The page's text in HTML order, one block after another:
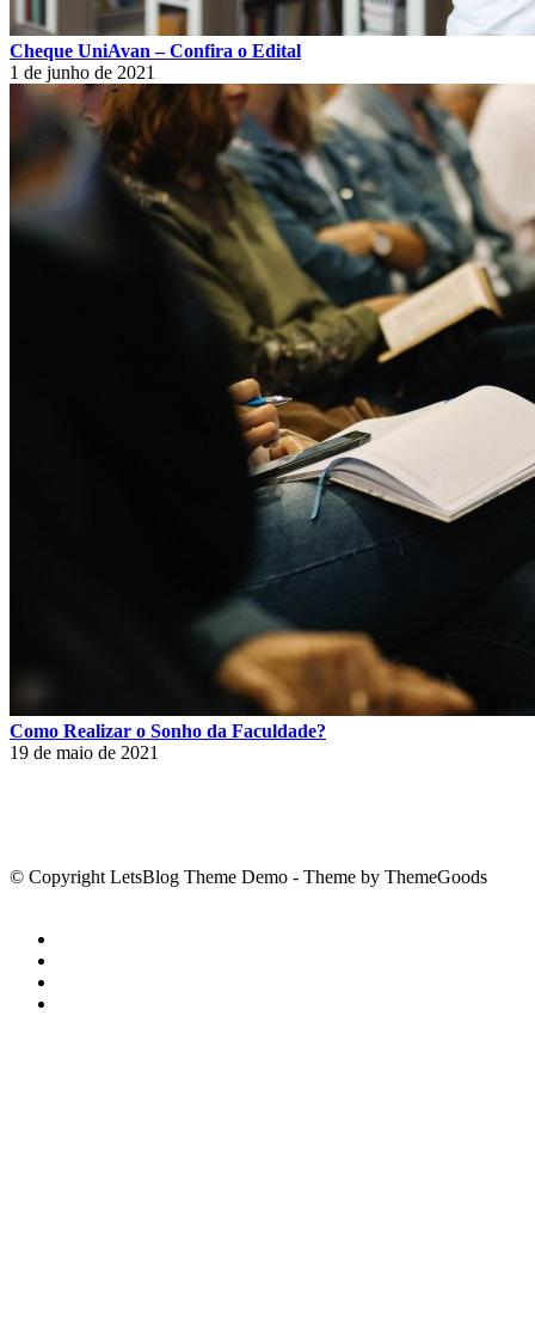
Cheque UniAvan – Confira o Edital
1 de junho de 2021
Como Realizar o Sonho da Faculdade?
19 de maio de 2021
© Copyright LetsBlog Theme Demo - Theme by ThemeGoods